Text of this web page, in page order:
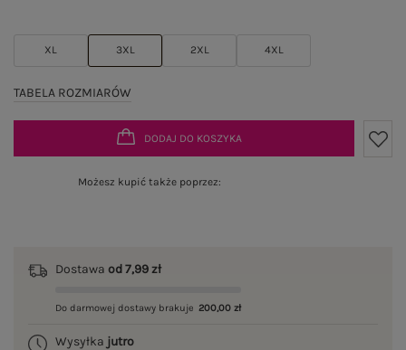
XL 3XL 2XL 4XL
TABELA ROZMIARÓW
DODAJ DO KOSZYKA
Możesz kupić także poprzez:
Dostawa od 7,99 zł
Do darmowej dostawy brakuje 200,00 zł
Wysyłka jutro